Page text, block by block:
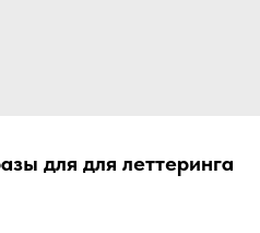
для для леттеринга